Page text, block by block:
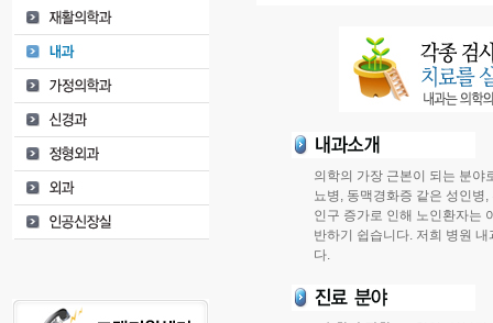
의학의 가장 근본이 되는 분야
뇨병, 동맥경화증 같은 성인병
인구 증가로 인해 노인환자는
반하기 쉽습니다. 저희 병원
다.